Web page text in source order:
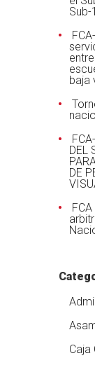
Sub-
baja
DEL
DE
Caja